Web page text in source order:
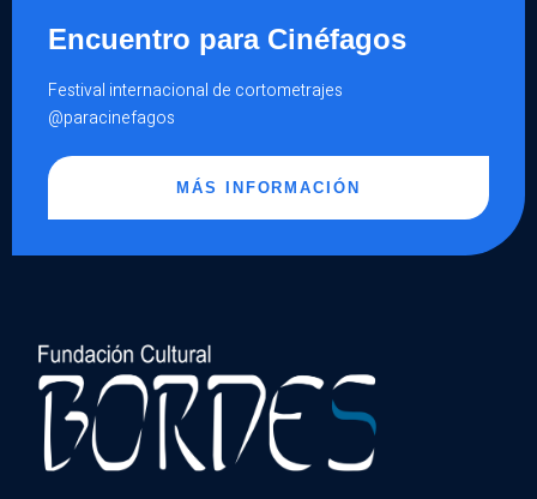
Encuentro para Cinéfagos
Festival internacional de cortometrajes
@paracinefagos
MÁS INFORMACIÓN